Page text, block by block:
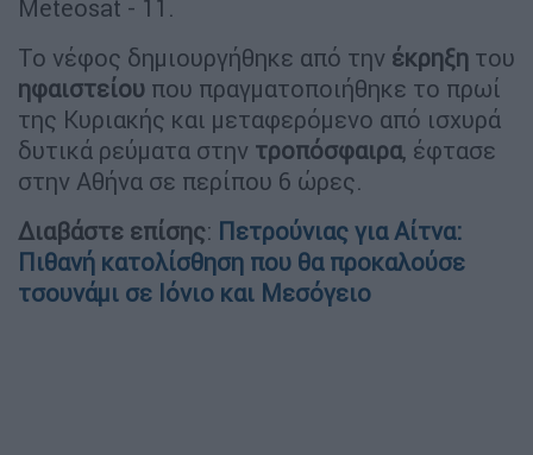
Meteosat - 11.
Το νέφος δημιουργήθηκε από την έκρηξη του
ηφαιστείου που πραγματοποιήθηκε το πρωί
της Κυριακής και μεταφερόμενο από ισχυρά
δυτικά ρεύματα στην τροπόσφαιρα, έφτασε
στην Αθήνα σε περίπου 6 ώρες.
Διαβάστε επίσης: Πετρούνιας για Αίτνα:
Πιθανή κατολίσθηση που θα προκαλούσε
τσουνάμι σε Ιόνιο και Μεσόγειο